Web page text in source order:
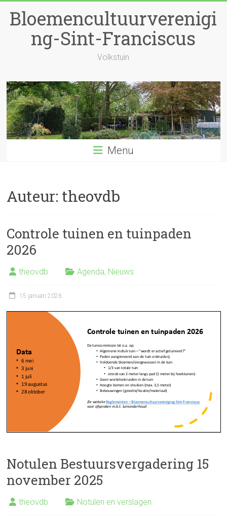
naar
inhoudBloemencultuurverenigi
ng-Sint-Franciscus
Volkstuin
Menu
Auteur: theovdb
Controle tuinen en tuinpaden
2026
theovdb Agenda, Nieuws
15 januari 2026
Notulen Bestuursvergadering 15
november 2025
theovdb Notulen en verslagen